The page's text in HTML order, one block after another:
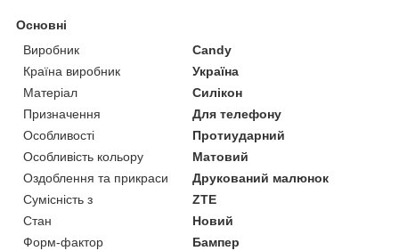
Основні
Виробник
Candy
Країна виробник
Україна
Матеріал
Силікон
Призначення
Для телефону
Особливості
Протиударний
Особливість кольору
Матовий
Оздоблення та прикраси
Друкований малюнок
Сумісність з
ZTE
Стан
Новий
Форм-фактор
Бампер